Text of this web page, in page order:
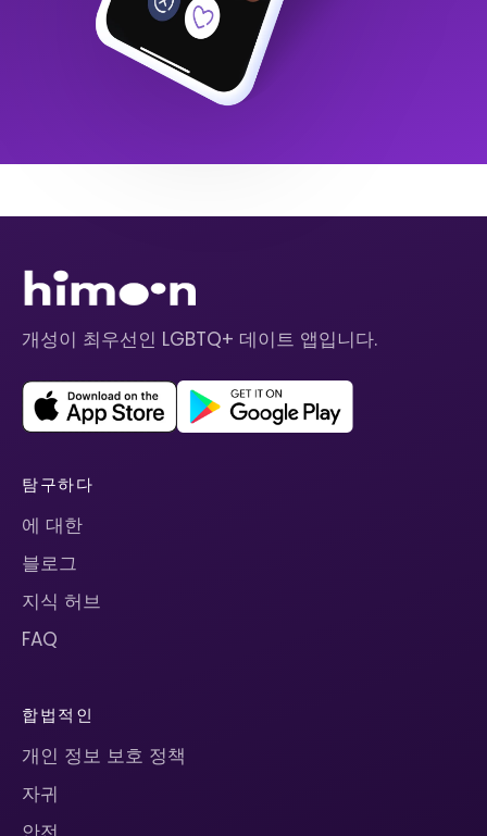
개성이 최우선인 LGBTQ+ 데이트 앱입니다.
탐구하다
에 대한
블로그
지식 허브
FAQ
합법적인
개인 정보 보호 정책
자귀